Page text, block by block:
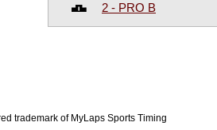
2 - PRO B
trademark of MyLaps Sports Timing